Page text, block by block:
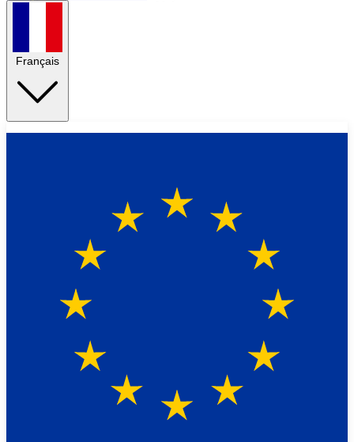
Français